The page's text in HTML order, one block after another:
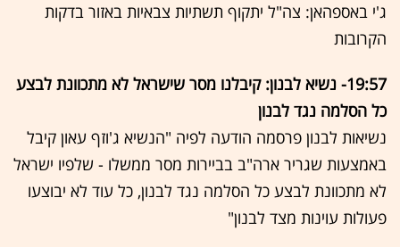
ג'י באספהאן: צה"ל יתקוף תשתיות צבאיות באזור בדקות
הקרובות
19:57- נשיא לבנון: קיבלנו מסר שישראל לא מתכוונת לבצע
כל הסלמה נגד לבנון
נשיאות לבנון פרסמה הודעה לפיה "הנשיא ג'וזף עאון קיבל
באמצעות שגריר ארה"ב בביירות מסר ממשלו - שלפיו ישראל
לא מתכוונת לבצע כל הסלמה נגד לבנון, כל עוד לא יבוצעו
פעולות עוינות מצד לבנון"